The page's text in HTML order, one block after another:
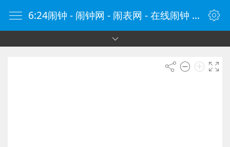
6:24闹钟 - 闹钟网 - 闹表网 - 在线闹钟 - 时钟网